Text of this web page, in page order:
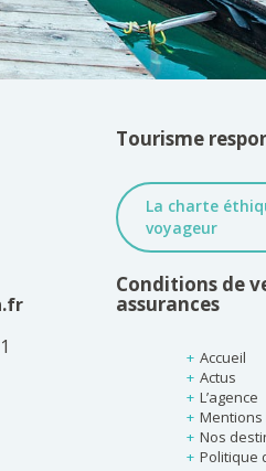
Tourisme
La charte
voyageur
Conditions de
assurances
Accueil
Actus
L’agence
Mentions
Nos
Politique